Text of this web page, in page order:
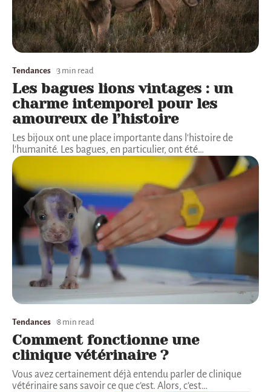
Tendances 3 min read
Les bagues lions vintages : un
charme intemporel pour les
amoureux de l’histoire
Les bijoux ont une place importante dans l'histoire de
l'humanité. Les bagues, en particulier, ont été…
Tendances 8 min read
Comment fonctionne une
clinique vétérinaire ?
Vous avez certainement déjà entendu parler de clinique
vétérinaire sans savoir ce que c’est. Alors, c’est…